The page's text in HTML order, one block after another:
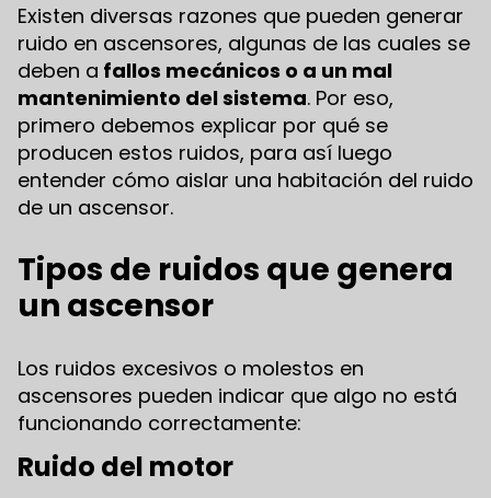
Existen diversas razones que pueden generar
ruido en ascensores, algunas de las cuales se
deben a fallos mecánicos o a un mal
mantenimiento del sistema. Por eso,
primero debemos explicar por qué se
producen estos ruidos, para así luego
entender cómo aislar una habitación del ruido
de un ascensor.
Tipos de ruidos que genera
un ascensor
Los ruidos excesivos o molestos en
ascensores pueden indicar que algo no está
funcionando correctamente:
Ruido del motor